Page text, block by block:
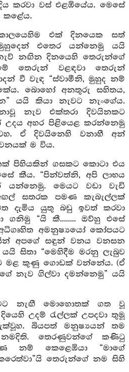
කරවා වස් එළඹියේය. මෙසේ
කළේය.
එක් දිනයෙක සත්
එතෙර යන්නෙමු යයි
නඟින දිනයෙහි තෙරුන්ගේ
තෙරුන් වළඳවා තෙරුන්
වී වැඳ “ස්වාමීනි, මුහුද නම්
බොහෝ අනතුරු සහිතය,
යයි කියා නැවට නැංගේය.
නැව එක්තරා දිවයිනකට
අහර පිළියෙළ කරන්නෙමු
ඒ දිවයිනෙහි වනාහී අන්
ම විය.
පිහියකින් ගසකට කොටා එය
කීය. “පින්වත්නි, අපි ලාභය
යන්නෙමු. මෙයට වඩා වැඩි
සතරක පමණ කැබැල්ලක්
දැමිය යුතු බඩු ඉවත් කරවා
ගනිමු “යි කී........ ඔව්හු එසේ
අමනුෂ්‍යයෝ කෝපයට
අපගේ සඳුන් වනය වනසන
සිතා “මෙහිදීම මරනු ලැබුව
මළ කුණු ගොඩක් වන්නේය. (ඒ
නැව ගිල්වා දමන්නෙමු” යයි
නැඟී මොහොතක් ගත වූ
උදම් රැල්ලක් උපදවා තුමූ
බියපත් මනුෂ්‍යයන් තම
තෙරණුවන්ගේ කණිටු
කෙළෙඹියා “මාගේ
තෙරුන්ගේ නම සිහි